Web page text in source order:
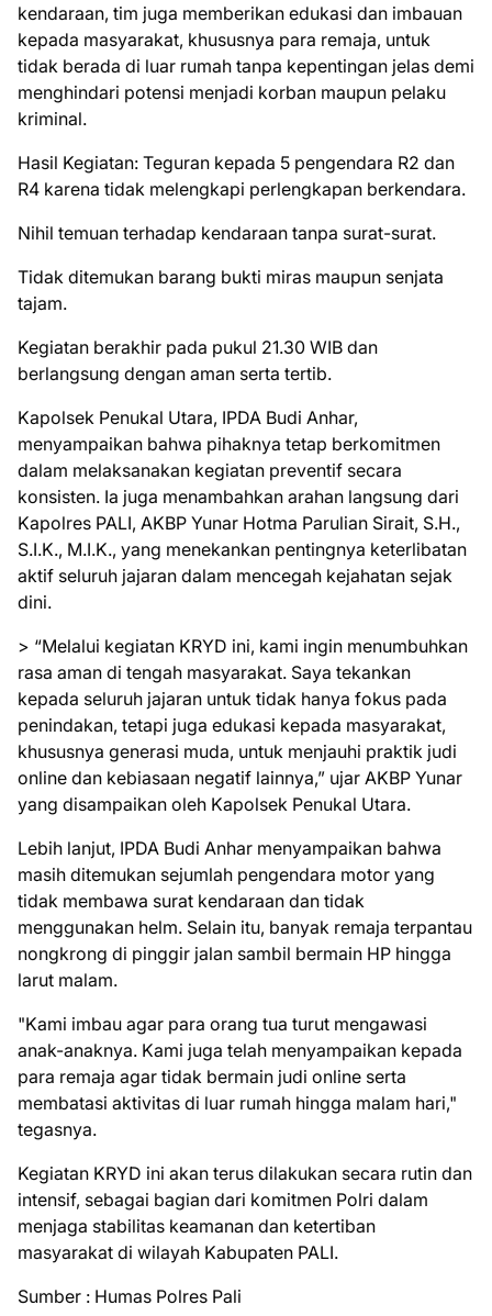
kendaraan, tim juga memberikan edukasi dan imbauan
kepada masyarakat, khususnya para remaja, untuk
tidak berada di luar rumah tanpa kepentingan jelas demi
menghindari potensi menjadi korban maupun pelaku
kriminal.
Hasil Kegiatan: Teguran kepada 5 pengendara R2 dan
R4 karena tidak melengkapi perlengkapan berkendara.
Nihil temuan terhadap kendaraan tanpa surat-surat.
Tidak ditemukan barang bukti miras maupun senjata
tajam.
Kegiatan berakhir pada pukul 21.30 WIB dan
berlangsung dengan aman serta tertib.
Kapolsek Penukal Utara, IPDA Budi Anhar,
menyampaikan bahwa pihaknya tetap berkomitmen
dalam melaksanakan kegiatan preventif secara
konsisten. Ia juga menambahkan arahan langsung dari
Kapolres PALI, AKBP Yunar Hotma Parulian Sirait, S.H.,
S.I.K., M.I.K., yang menekankan pentingnya keterlibatan
aktif seluruh jajaran dalam mencegah kejahatan sejak
dini.
> “Melalui kegiatan KRYD ini, kami ingin menumbuhkan
rasa aman di tengah masyarakat. Saya tekankan
kepada seluruh jajaran untuk tidak hanya fokus pada
penindakan, tetapi juga edukasi kepada masyarakat,
khususnya generasi muda, untuk menjauhi praktik judi
online dan kebiasaan negatif lainnya,” ujar AKBP Yunar
yang disampaikan oleh Kapolsek Penukal Utara.
Lebih lanjut, IPDA Budi Anhar menyampaikan bahwa
masih ditemukan sejumlah pengendara motor yang
tidak membawa surat kendaraan dan tidak
menggunakan helm. Selain itu, banyak remaja terpantau
nongkrong di pinggir jalan sambil bermain HP hingga
larut malam.
"Kami imbau agar para orang tua turut mengawasi
anak-anaknya. Kami juga telah menyampaikan kepada
para remaja agar tidak bermain judi online serta
membatasi aktivitas di luar rumah hingga malam hari,"
tegasnya.
Kegiatan KRYD ini akan terus dilakukan secara rutin dan
intensif, sebagai bagian dari komitmen Polri dalam
menjaga stabilitas keamanan dan ketertiban
masyarakat di wilayah Kabupaten PALI.
Sumber : Humas Polres Pali